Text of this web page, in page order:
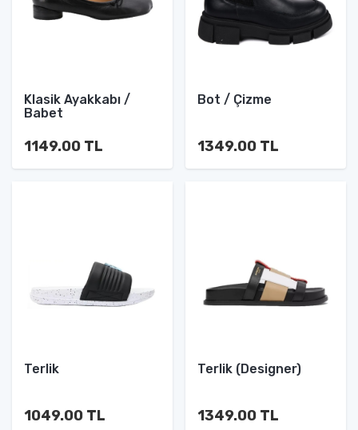
Klasik Ayakkabı /
Babet
1149.00 TL
Bot / Çizme
1349.00 TL
Terlik
1049.00 TL
Terlik (Designer)
1349.00 TL